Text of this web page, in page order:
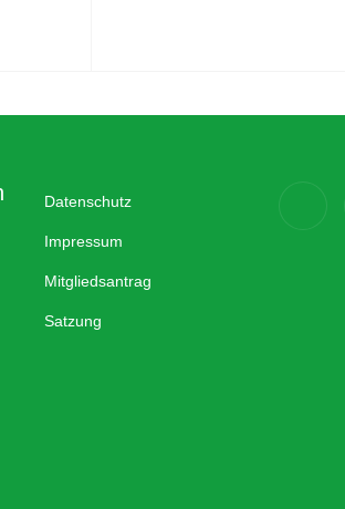
Datenschutz
Impressum
Mitgliedsantrag
Satzung